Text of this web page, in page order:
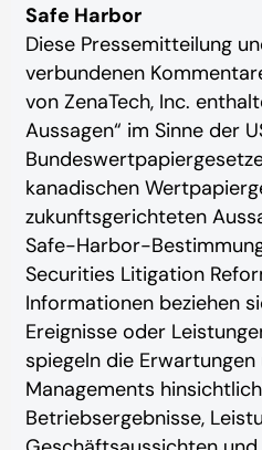
Safe Harbor
Diese Pressemitteilung
verbundenen
von ZenaTech, Inc.
Aussagen“ im Sinne der
kanadischen
zukunftsgerichteten
Safe-Harbor-
Securities Litigation
Informationen beziehen
Ereignisse oder
spiegeln die
Managements
Betriebsergebnisse,